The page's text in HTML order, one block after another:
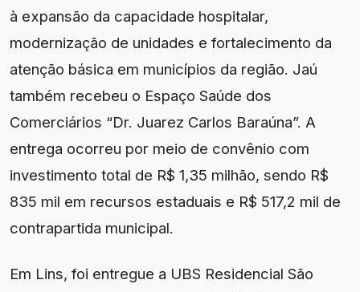
à expansão da capacidade hospitalar,
modernização de unidades e fortalecimento da
atenção básica em municípios da região. Jaú
também recebeu o Espaço Saúde dos
Comerciários “Dr. Juarez Carlos Baraúna”. A
entrega ocorreu por meio de convênio com
investimento total de R$ 1,35 milhão, sendo R$
835 mil em recursos estaduais e R$ 517,2 mil de
contrapartida municipal.
Em Lins, foi entregue a UBS Residencial São